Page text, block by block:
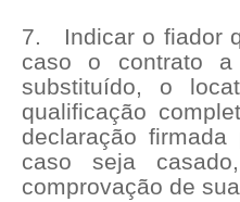
7.
Indicar o fiador
caso o contrato
substituído, o
qualificação
declaração
caso seja
comprovação de